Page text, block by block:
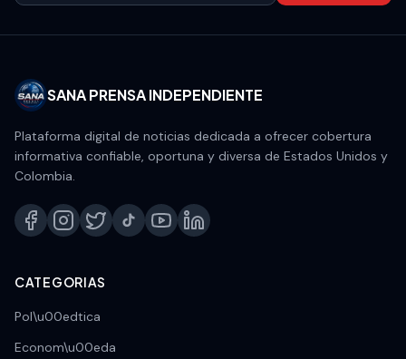
SANA PRENSA INDEPENDIENTE
Plataforma digital de noticias dedicada a ofrecer cobertura
informativa confiable, oportuna y diversa de Estados Unidos y
Colombia.
CATEGORIAS
Pol\u00edtica
Econom\u00eda